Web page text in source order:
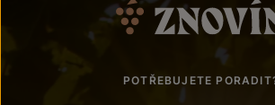
POTŘEBUJETE